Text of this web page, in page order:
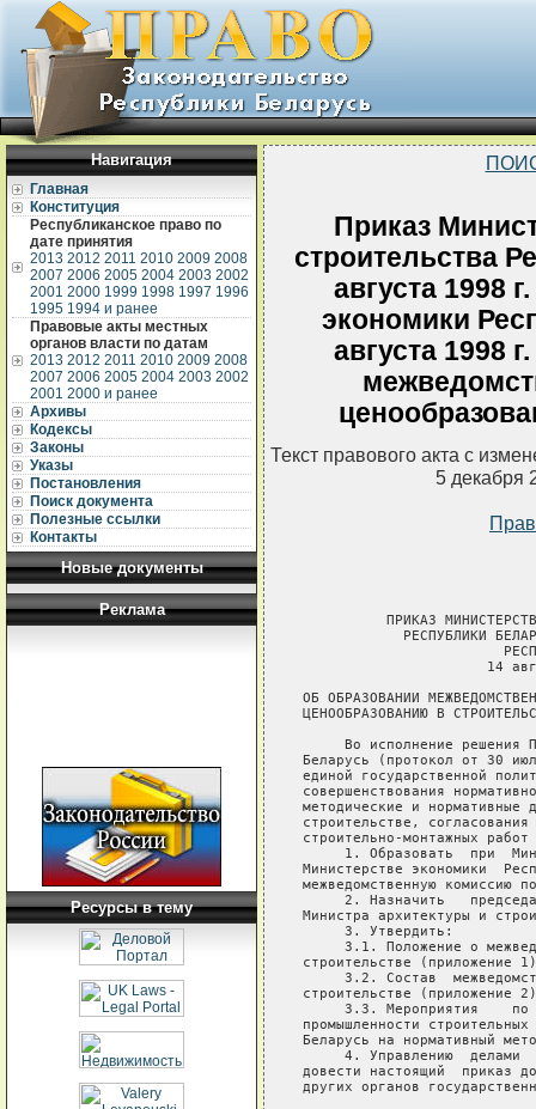
Навигация
Главная
Конституция
Республиканское право по
дате принятия
2013 2012 2011 2010 2009 2008
2007 2006 2005 2004 2003 2002
2001 2000 1999 1998 1997 1996
1995 1994 и ранее
Правовые акты местных
органов власти по датам
2013 2012 2011 2010 2009 2008
2007 2006 2005 2004 2003 2002
2001 2000 и ранее
Архивы
Кодексы
Законы
Указы
Постановления
Поиск документа
Полезные ссылки
Контакты
Новые документы
Реклама
Ресурсы в тему
Приказ
строительства
августа 1998
экономики
августа 1998
Текст правового акта с
5 декабря
ПРИКАЗ МИНИСТЕРСТВА АРХИТЕКТУРЫ И СТРОИТЕЛЬСТВА
            РЕСПУБЛИКИ БЕЛАРУСЬ И МИНИСТЕРСТВА ЭКОНОМИКИ
                        РЕСПУБЛИКИ БЕЛАРУСЬ
                      14 августа 1998 г. № 295/71

ОБ ОБРАЗОВАНИИ МЕЖВЕДОМСТВЕННОЙ КОМИССИИ ПО
ЦЕНООБРАЗОВАНИЮ В СТРОИТЕЛЬСТВЕ

     Во исполнение решения Президиума  Совета  Министров  Республики
Беларусь (протокол от 30 июля 1998 г. № 16 (п.17) в целях проведения
единой государственной политики по ценообразованию в  строительстве,
совершенствования нормативно-правовой  базы,  внесения  изменений  в
методические и нормативные документы по вопросам  ценообразования  в
строительстве, согласования     индексов     изменения     стоимости
строительно-монтажных работ приказываем:
     1. Образовать  при  Министерстве  архитектуры и строительства и
Министерстве экономики  Республики  Беларусь  постоянно  действующую
межведомственную комиссию по ценообразованию в строительстве.
     2. Назначить   председателем   комиссии   первого   заместителя
Министра архитектуры и строительства Шатило А.И.
     3. Утвердить:
     3.1. Положение о межведомственной комиссии по ценообразованию в
строительстве (приложение 1);
     3.2. Состав  межведомственной  комиссии  по  ценообразованию  в
строительстве (приложение 2);
     3.3. Мероприятия    по    организации    перехода   предприятий
промышленности строительных материалов и  стройиндустрии  Республики
Беларусь на нормативный метод ценообразования (приложение 3).
     4. Управлению  делами  Минстройархитектуры  (Замжицкому   М.В.)
довести настоящий  приказ до сведения заинтересованных министерств и
других органов государственного управления.

Первый заместитель Министра                      Министр экономики
архитектуры и строительства                      Республики Беларусь
А.И.ШАТИЛО                                       В.Н.ШИМОВ

                                         Приложение 1
                                         к приказу Министерства
                                         архитектуры и строительства
                                         Республики Беларусь и
                                         Министерства экономики
                                         Республики Беларусь
                                         14.08.1998 № 295/71

                             ПОЛОЖЕНИЕ
          о межведомственной комиссии по ценообразованию в
                           строительстве

     1. Межведомственная комиссия по ценообразованию в строительстве
(далее -  Комиссия)  образована в соответствии с решением Президиума
Совета Министров Республики Беларусь (протокол от 30 июля 1998 г.  №
16  (п.17) при министерствах архитектуры и строительства и экономики
Республики  Беларусь  в  целях  проведения  единой   государственной
политики   по   ценообразованию   в   строительстве,  промышленности
строительных материалов и стройиндустрии (далее - в  строительстве),
совершенствования  нормативно-правовой  базы,  упорядочения вопросов
ценообразования в  строительстве,  согласования  индексов  изменения
стоимости строительно-монтажных работ.
     2. Межведомственная комиссия действует на постоянной основе и в
своей деятельности   руководствуется   законодательством  Республики
Беларусь, настоящим Положением,  Положением о порядке формирования и
применения цен  и тарифов,  утвержденным постановлением Минэкономики
от 28 декабря 1995 г.  № 36 с  дополнениями,  Типовым  положением  о
региональных центрах    по    ценообразованию    в    строительстве,
утвержденным приказом Минстройархитектуры от 29 апреля 1998 г. № 170
и другими   нормативными   актами   по  вопросам  ценообразования  в
строительстве.
     3. Основными задачами Комиссии являются:
     3.1. координация    деятельности    республиканских     органов
государственного управления,  объединений, подчиненных Правительству
Республики Беларусь и местных органов государственного управления  в
вопросах совершенствования ценообразования в строительстве;
     3.2. упорядочение   нормативно-правовой   базы   по    вопросам
ценообразования в строительстве;
     3.3. согласование      индексов       изменения       стоимости
строительно-монтажных работ;
     3.4. организация методической  помощи  министерствам  и  другим
органам государственного   управления,   облисполкомам   и  Минскому
горисполкому, региональным   центрам   в   областях   по    вопросам
ценообразования в строительстве;
     3.5. рассмотрение   проектов   и   утверждение   (согласование)
нормативных документов,  регламентирующих  вопросы ценообразования в
строительстве в   соответствии   с   действующим   законодательством
Республики Беларусь;
     3.6. принятие   решений   по    устранению    противоречий    в
нормативно-